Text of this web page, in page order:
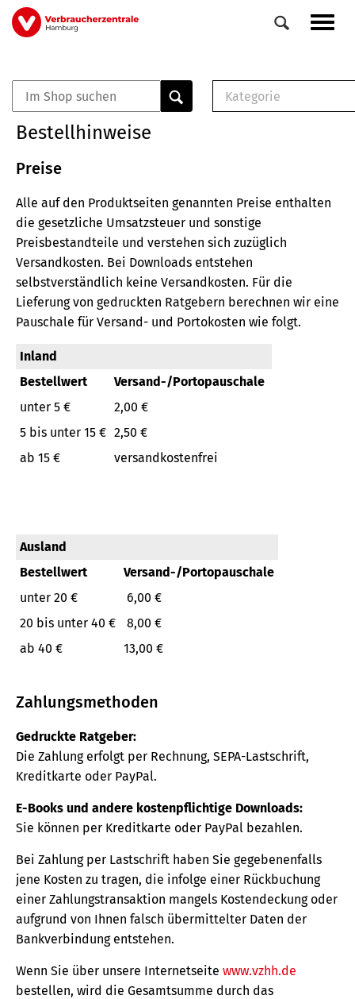
Direkt
zum
Veranstaltungen
0
Elemente
Kategorie
Broschüre
Buch
Bestellhinweise
Preise
Alle auf den Produktseiten genannten Preise enthalten
die gesetzliche Umsatzsteuer und sonstige
Preisbestandteile und verstehen sich zuzüglich
Versandkosten. Bei Downloads entstehen
selbstverständlich keine Versandkosten. Für die
Lieferung von gedruckten Ratgebern berechnen wir eine
Pauschale für Versand- und Portokosten wie folgt.
Inland
Bestellwert
Versand-/Portopauschale
unter 5 €
2,00 €
5 bis unter 15 € 2,50 €
ab 15 €
versandkostenfrei
Ausland
Bestellwert
Versand-/Portopauschale
unter 20 €
6,00 €
20 bis unter 40 €
8,00 €
ab 40 €
13,00 €
Zahlungsmethoden
Gedruckte Ratgeber:
Die Zahlung erfolgt per Rechnung, SEPA-Lastschrift,
Kreditkarte oder PayPal.
E-Books und andere kostenpflichtige Downloads:
Sie können per Kreditkarte oder PayPal bezahlen.
Bei Zahlung per Lastschrift haben Sie gegebenenfalls
jene Kosten zu tragen, die infolge einer Rückbuchung
einer Zahlungstransaktion mangels Kostendeckung oder
aufgrund von Ihnen falsch übermittelter Daten der
Bankverbindung entstehen.
Wenn Sie über unsere Internetseite www.vzhh.de
bestellen, wird die Gesamtsumme durch das